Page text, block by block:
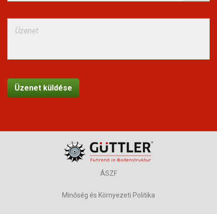
ÁSZF
Minőség és Környezeti Politika